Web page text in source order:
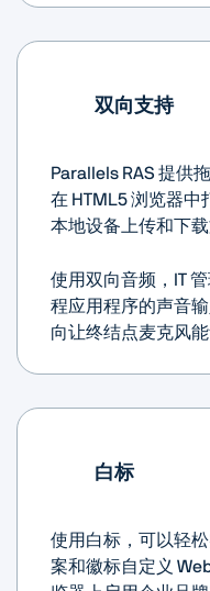
双向支持
Parallels RAS 提供
在 HTML5 浏览器中
本地设备上传和下
使用双向音频，IT
程应用程序的声音
向让终结点麦克风
白标
使用白标，可以轻
案和徽标自定义